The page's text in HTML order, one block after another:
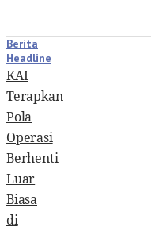
Berita
Headline
KAI
Terapkan
Pola
Operasi
Berhenti
Luar
Biasa
di